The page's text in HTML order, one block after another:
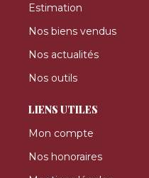
Estimation
Nos biens vendus
Nos actualités
Nos outils
LIENS UTILES
Mon compte
Nos honoraires